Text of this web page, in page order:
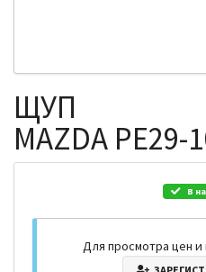
ЩУП
MAZDA PE29-
В
Для просмотра цен